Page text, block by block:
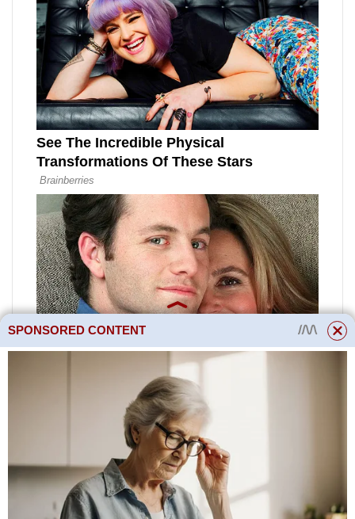
Podle způsobu dalšího
zpracování se dělí na:
Tato úprava může výrazně
rozšířit rozsah použití této
SPONSORED CONTENT